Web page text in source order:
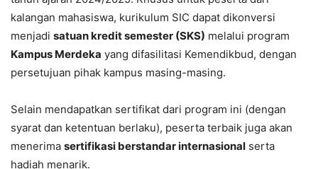
kalangan mahasiswa, kurikulum SIC dapat dikonversi
menjadi satuan kredit semester (SKS) melalui program
Kampus Merdeka yang difasilitasi Kemendikbud, dengan
persetujuan pihak kampus masing-masing.
Selain mendapatkan sertifikat dari program ini (dengan
syarat dan ketentuan berlaku), peserta terbaik juga akan
menerima sertifikasi berstandar internasional serta
hadiah menarik.